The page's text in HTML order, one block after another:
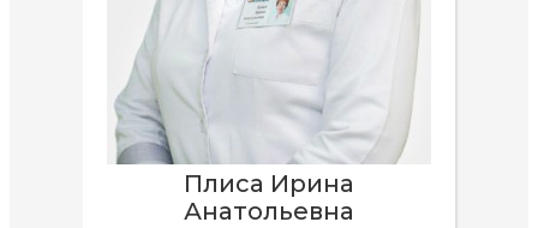
Плиса Ирина
Анатольевна